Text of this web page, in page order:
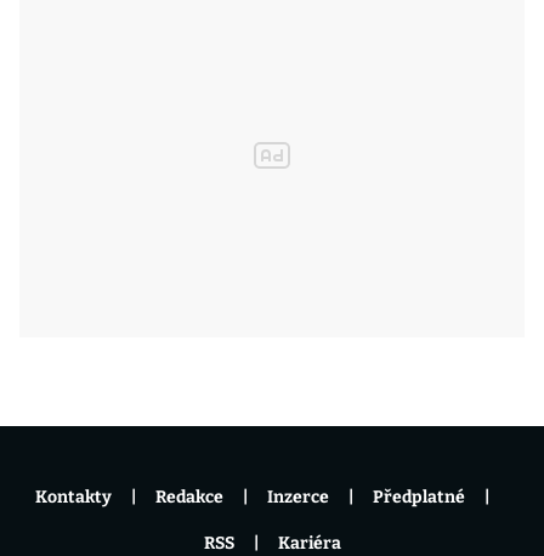
Kontakty Redakce Inzerce Předplatné
RSS Kariéra